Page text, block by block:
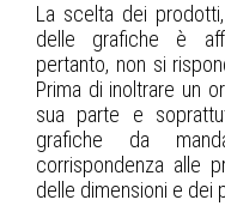
La scelta dei
delle grafiche è
pertanto, non si
Prima di inoltrare un
sua parte e
grafiche da
corrispondenza alle
delle dimensioni e dei